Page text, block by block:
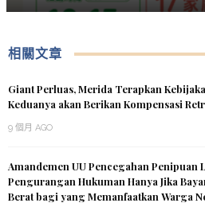
相關文章
Giant Perluas, Merida Terapkan
Keduanya akan Berikan Kompensasi
9 個月 AGO
Amandemen UU Pencegahan Penipuan
Pengurangan Hukuman Hanya Jika
Berat bagi yang Memanfaatkan Warga